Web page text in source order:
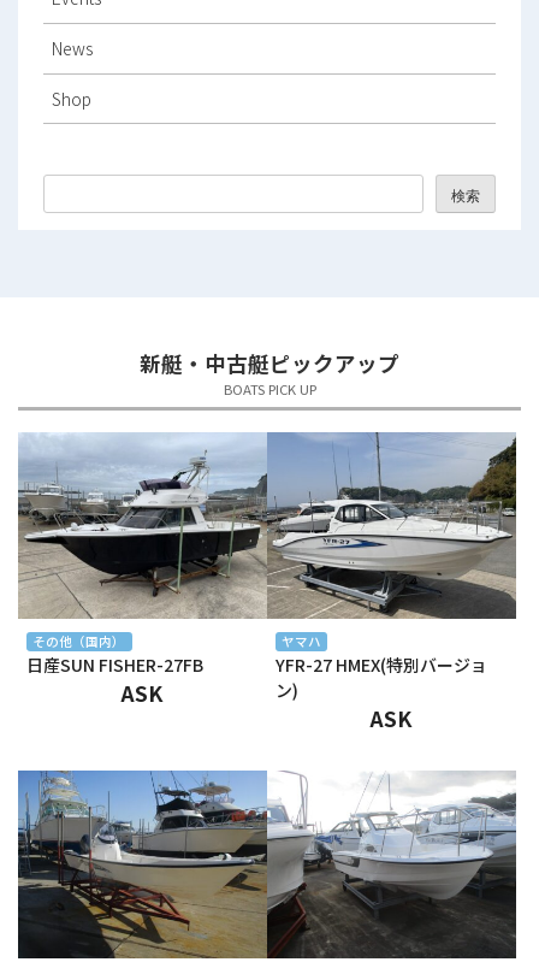
2025年12月
2025年11月
2025年10月
2025年9月
2025年4月
2025年3月
2025年2月
2025年1月
2024年12月
2024年11月
2024年9月
2024年8月
2024年7月
2024年6月
News
Shop
検索
新艇・中古艇ピックアップ
BOATS PICK UP
その他（国内）
日産SUN FISHER-27FB
ASK
ヤマハ
YFR-27 HMEX(特別バージョ
ン)
ASK